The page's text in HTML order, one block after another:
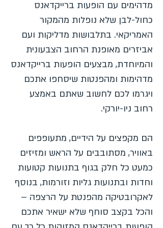
מדהימים עם הופעות ברייקדאנס
כחול-לבן שלא נופלות מהמקור
האמריקאי. בתלבושות מדליקות ועם
אביזרים מאופנת הרחוב הצבעונית
והמיוחדת, מבצעים הופעות ברייקדאנס
מדהימות ומהפנטות שיסחפו אתכם
ויגרמו לכם לחשוב שאתם באמצע
רחוב ניו-יורקי.
הם מקפצים על הידיים, מתעופפים
באוויר, מסתובבים על הראש ומזיזים
כמעט כל חלק בגוף בתנועות קטועות
וחדות ובתנועות גליות וזורמות, בנוסף
לאקרובטיקה מהפנטת על הרצפה –
והכל בקצב סוחף שלא ישאיר אתכם